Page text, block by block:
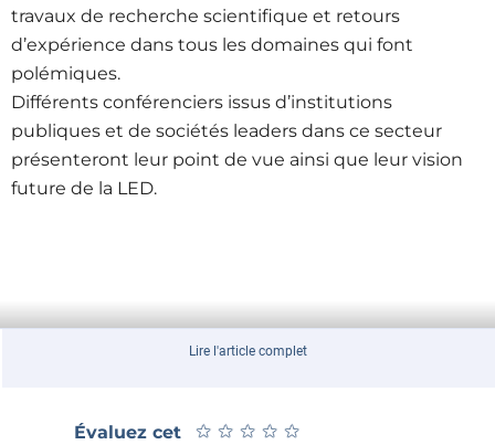
travaux de recherche scientifique et retours
d’expérience dans tous les domaines qui font
polémiques.
Différents conférenciers issus d’institutions
publiques et de sociétés leaders dans ce secteur
présenteront leur point de vue ainsi que leur vision
future de la LED.
Lire l'article complet
Évaluez cet
★ ★ ★ ★ ★
★ ★ ★ ★ ★